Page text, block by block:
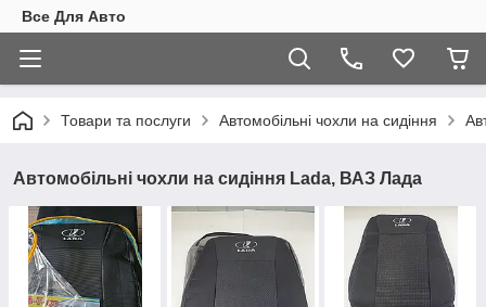
Все Для Авто
Товари та послуги Автомобільні чохли на сидіння
Автомобільні чохли на сидіння Lada, ВАЗ Лада